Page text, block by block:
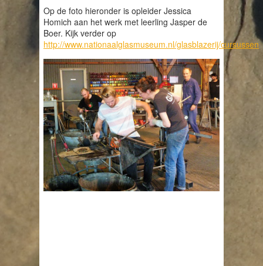
Op de foto hieronder is opleider Jessica
Homich aan het werk met leerling Jasper de
Boer. Kijk verder op
http://www.nationaalglasmuseum.nl/glasblazerij/cursussen